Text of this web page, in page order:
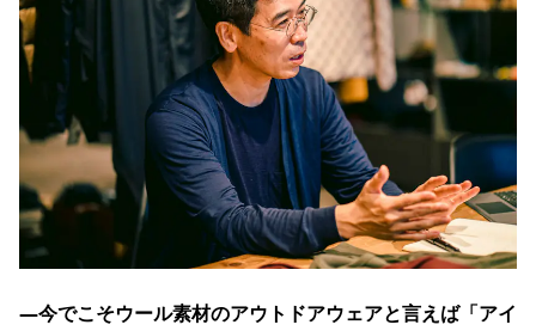
―今でこそウール素材のアウトドアウェアと言えば「アイ